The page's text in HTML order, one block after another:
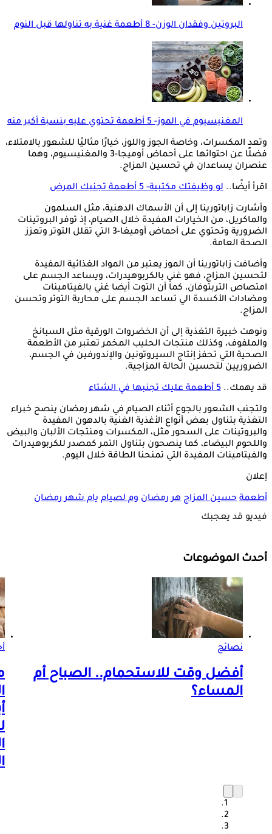
البروتين وفقدان الوزن- 8 أطعمة غنية به تناولها قبل النوم
المغنيسيوم في الموز- 5 أطعمة تحتوي عليه بنسبة أكبر منه
وتعد المكسرات، وخاصة الجوز واللوز، خيارًا مثاليًا للشعور بالامتلاء،
فضلًا عن احتوائها على أحماض أوميجا-3 والمغنيسيوم، وهما
عنصران يساعدان في تحسين المزاج.
اقرأ أيضًا.. لو وظيفتك مكتبية- 5 أطعمة تجنبك المرض
وأشارت زاباتورينا إلى أن الأسماك الدهنية، مثل السلمون
والماكريل، من الخيارات المفيدة خلال الصيام، إذ توفر البروتينات
الضرورية وتحتوي على أحماض أوميغا-3 التي تقلل التوتر وتعزز
الصحة العامة.
وأضافت زاباتورينا أن الموز يعتبر من المواد الغذائية المفيدة
لتحسين المزاج، فهو غني بالكربوهيدرات، ويساعد الجسم على
امتصاص التربتوفان، كما أن التوت أيضا غني بالفيتامينات
ومضادات الأكسدة الي تساعد الجسم على محاربة التوتر وتحسن
المزاج.
ونوهت خبيرة التغذية إلى أن الخضروات الورقية مثل السبانخ
والملفوف، وكذلك منتجات الحليب المخمر تعتبر من الأطعمة
الصحية التي تحفز إنتاج السيروتونين والإندورفين في الجسم،
الضروريين لتحسين الحالة المزاجية.
قد يهمك.. 5 أطعمة عليك تجنبها في الشتاء
ولتجنب الشعور بالجوع أثناء الصيام في شهر رمضان ينصح خبراء
التغذية بتناول بعض أنواع الأغذية الغنية بالدهون المفيدة
والبروتينات على السحور مثل، المكسرات ومنتجات الألبان والبيض
واللحوم البيضاء، كما ينصحون بتناول التمر كمصدر للكربوهيدرات
والفيتامينات المفيدة التي تمنحنا الطاقة خلال اليوم.
إعلان
أطعمة حسين المزاج هر رمضان وملصيام يام شهر رمضان
فيديو قد يعجبك
أحدث الموضوعات
نصائح
أفضل وقت للاستحمام.. الصباح أم
المساء؟